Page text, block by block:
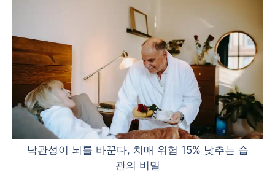
낙관성이 뇌를 바꾼다, 치매 위험 15% 낮추는 습
관의 비밀